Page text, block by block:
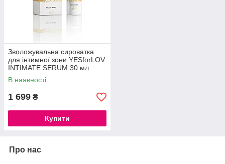
Зволожувальна сироватка
для інтимної зони YESforLOV
INTIMATE SERUM 30 мл
В наявності
1 699 ₴
Купити
Про нас